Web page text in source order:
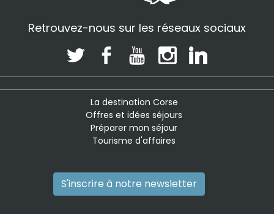
Retrouvez-nous sur les réseaux sociaux
La destination Corse
Offres et idées séjours
Préparer mon séjour
Tourisme d'affaires
S'inscrire à notre newsletter